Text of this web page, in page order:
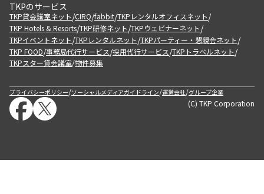
TKPのサービス
TKP貸会議室ネット/CIRQ/fabbit/TKPレンタルオフィスネット/
TKP Hotels & Resorts/TKP研修ネット/TKPウェビナーネット/
TKPイベントネット/TKPレンタルネット/TKPパーティー・懇親会ネット/
TKP FOOD/事務局代行サービス/採用代行サービス/TKPトラベルネット/
TKPスター貸会議室/物件募集
プライバシーポリシー/ソーシャルメディアガイドライン/運営会社/グループ企業
(C) TKP Corporation